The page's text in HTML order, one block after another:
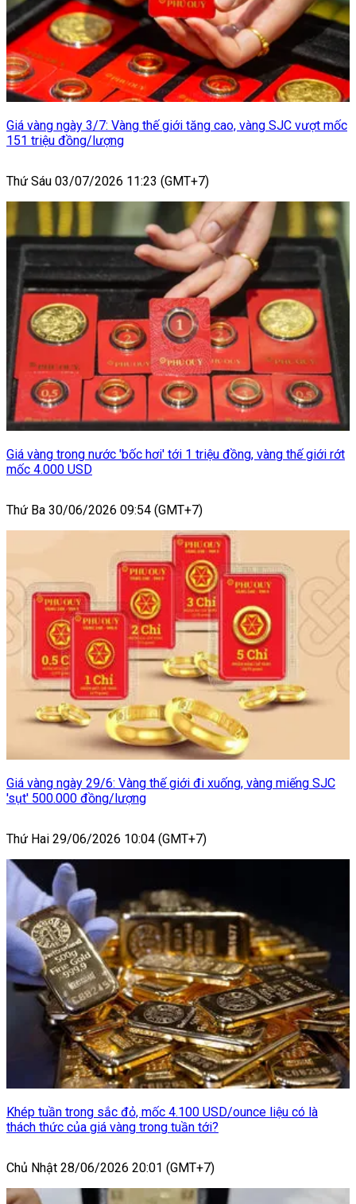
Giá vàng ngày 3/7: Vàng thế giới tăng cao, vàng SJC vượt mốc
151 triệu đồng/lượng
Thứ Sáu 03/07/2026 11:23 (GMT+7)
Giá vàng trong nước 'bốc hơi' tới 1 triệu đồng, vàng thế giới rớt
mốc 4.000 USD
Thứ Ba 30/06/2026 09:54 (GMT+7)
Giá vàng ngày 29/6: Vàng thế giới đi xuống, vàng miếng SJC
'sụt' 500.000 đồng/lượng
Thứ Hai 29/06/2026 10:04 (GMT+7)
Khép tuần trong sắc đỏ, mốc 4.100 USD/ounce liệu có là
thách thức của giá vàng trong tuần tới?
Chủ Nhật 28/06/2026 20:01 (GMT+7)